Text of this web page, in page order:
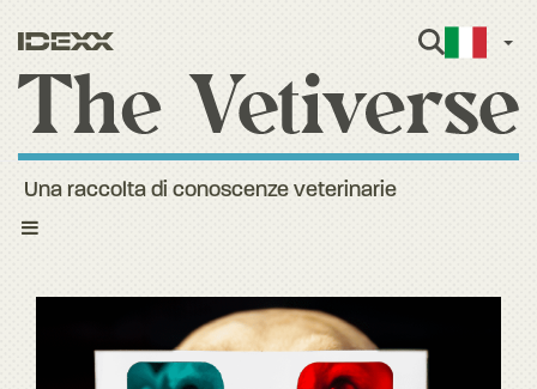
Toggle
Una raccolta di conoscenze veterinarie